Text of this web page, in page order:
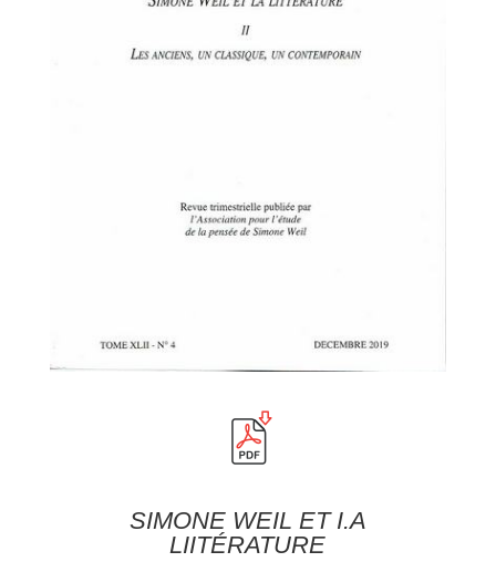
SIMONE WEIL ET I.A
LIITÉRATURE